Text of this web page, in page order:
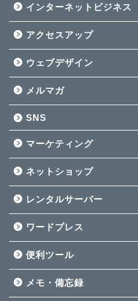
インターネットビジネス
アクセスアップ
ウェブデザイン
メルマガ
SNS
マーケティング
ネットショップ
レンタルサーバー
ワードプレス
便利ツール
メモ・備忘録